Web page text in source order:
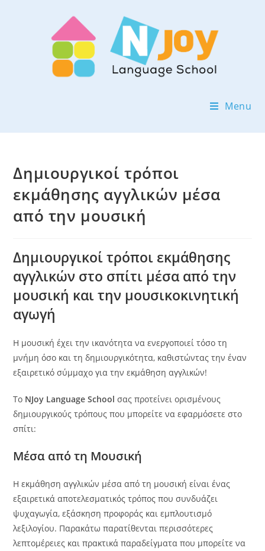
Menu
Δημιουργικοί τρόποι
εκμάθησης αγγλικών μέσα
από την μουσική
Δημιουργικοί τρόποι εκμάθησης
αγγλικών στο σπίτι μέσα από την
μουσική και την μουσικοκινητική
αγωγή
Η μουσική έχει την ικανότητα να ενεργοποιεί τόσο τη
μνήμη όσο και τη δημιουργικότητα, καθιστώντας την έναν
εξαιρετικό σύμμαχο για την εκμάθηση αγγλικών!
Το NJoy Language School σας προτείνει ορισμένους
δημιουργικούς τρόπους που μπορείτε να εφαρμόσετε στο
σπίτι:
Μέσα από τη Μουσική
Η εκμάθηση αγγλικών μέσα από τη μουσική είναι ένας
εξαιρετικά αποτελεσματικός τρόπος που συνδυάζει
ψυχαγωγία, εξάσκηση προφοράς και εμπλουτισμό
λεξιλογίου. Παρακάτω παρατίθενται περισσότερες
λεπτομέρειες και πρακτικά παραδείγματα που μπορείτε να